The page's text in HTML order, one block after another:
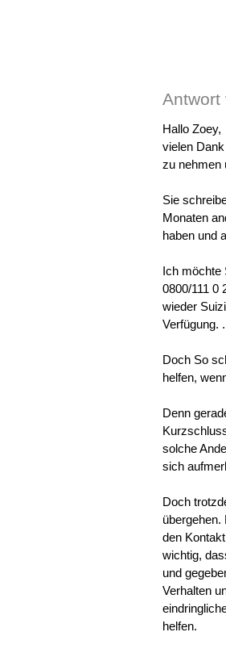
Antwort
Hallo Zoey,
vielen
zu nehmen
Sie
Monaten
haben und
Ich möchte
0800/111 0
wieder
Verfügung. .
Doch So
helfen,
Denn
solche
sich
Doch
den
wichtig,
und
Verhalten
helfen.